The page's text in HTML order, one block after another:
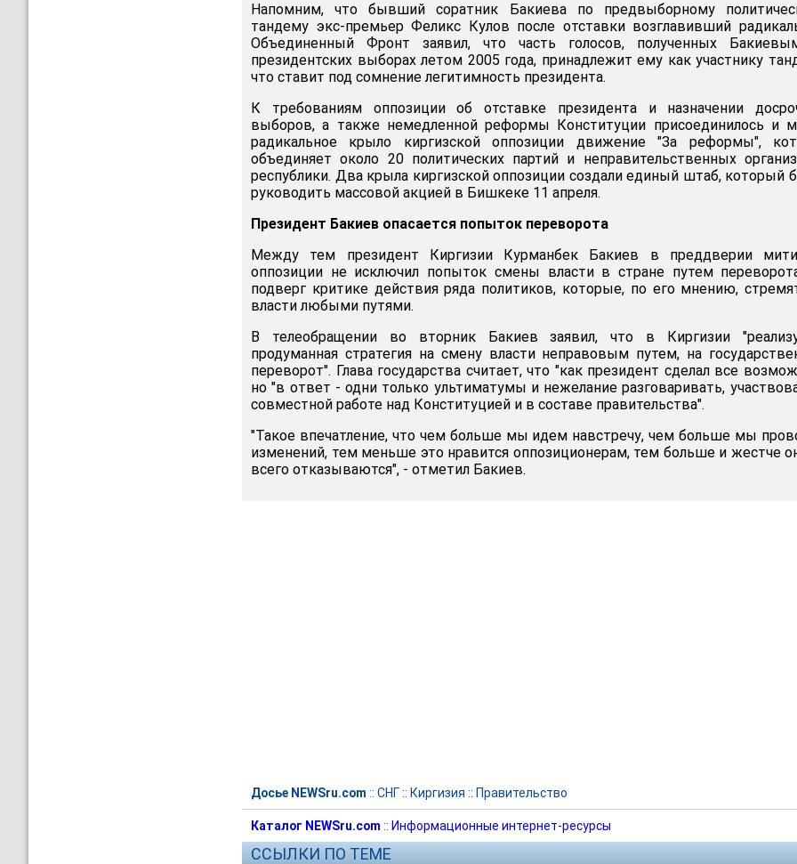
Напомним, что бывший соратник Бакиева по предвыборному
тандему экс-премьер Феликс Кулов после отставки возглавивший
Объединенный Фронт заявил, что часть голосов, полученных
президентских выборах летом 2005 года, принадлежит ему как участнику
что ставит под сомнение легитимность президента.
К требованиям оппозиции об отставке президента и назначении
выборов, а также немедленной реформы Конституции присоединилось и
радикальное крыло киргизской оппозиции движение "За реформы",
объединяет около 20 политических партий и неправительственных
республики. Два крыла киргизской оппозиции создали единый штаб, который
руководить массовой акцией в Бишкеке 11 апреля.
Президент Бакиев опасается попыток переворота
Между тем президент Киргизии Курманбек Бакиев в преддверии
оппозиции не исключил попыток смены власти в стране путем
подверг критике действия ряда политиков, которые, по его мнению,
власти любыми путями.
В телеобращении во вторник Бакиев заявил, что в Киргизии
продуманная стратегия на смену власти неправовым путем, на
переворот". Глава государства считает, что "как президент сделал все
но "в ответ - одни только ультиматумы и нежелание разговаривать,
совместной работе над Конституцией и в составе правительства".
"Такое впечатление, что чем больше мы идем навстречу, чем больше мы
изменений, тем меньше это нравится оппозиционерам, тем больше и жестче
всего отказываются", - отметил Бакиев.
Досье NEWSru.com :: СНГ:: Киргизия :: Правительство
Каталог NEWSru.com :: Информационные интернет-ресурсы
ССЫЛКИ ПО ТЕМЕ